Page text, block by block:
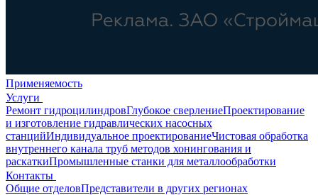
Применяемость
Услуги
Ремонт гидроцилиндровГлубокое сверлениеПроектирование
и изготовление гидравлических насосных
станцийИндивидуальное проектированиеЧистовая обработка
внутреннего канала труб методов хонингования и
раскаткиПромышленные станки для металлообработки
Контакты
Общие отделовПредставители в других регионах